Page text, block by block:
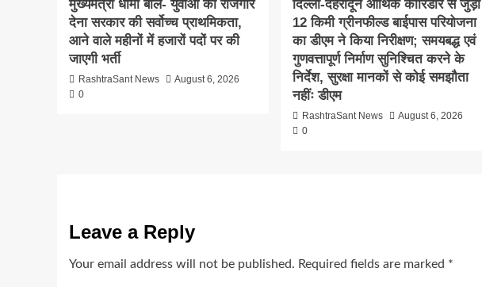
मुख्यमंत्री धामी बोले- युवाओं को रोजगार
देना सरकार की सर्वोच्च प्राथमिकता,
आने वाले महीनों में हजारों पदों पर की
जाएगी भर्ती
RashtraSant News
August 6, 2026
0
दिल्ली-देहरादून आर्थिक कॉरिडोर से जुड़ी
12 किमी ग्रीनफील्ड बाईपास परियोजना
का डीएम ने किया निरीक्षण; समयबद्ध एवं
गुणवत्तापूर्ण निर्माण सुनिश्चित करने के
निर्देश, सुरक्षा मानकों से कोई समझौता
नहींः डीएम
RashtraSant News
August 6, 2026
0
Leave a Reply
Your email address will not be published. Required fields are marked *